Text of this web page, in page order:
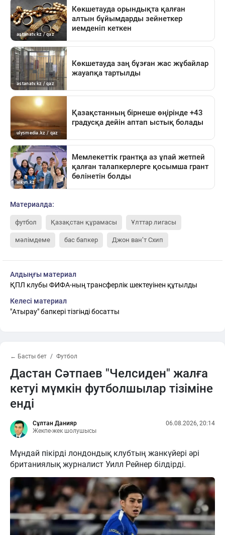
Материалда:
футбол Қазақстан құрамасы Ұлттар лигасы
мәлімдеме бас бапкер Джон ван’т Схип
Алдыңғы материал
ҚПЛ клубы ФИФА-ның трансферлік шектеуінен құтылды
Келесі материал
"Атырау" бапкері тізгінді босатты
← Басты бет Футбол
Дастан Сәтпаев "Челсиден" жалға
кетуі мүмкін футболшылар тізіміне
енді
Сұлтан Данияр
Жекпе-жек шолушысы
06.08.2026, 20:14
Мұндай пікірді лондондық клубтың жанкүйері әрі
британиялық журналист Уилл Рейнер білдірді.